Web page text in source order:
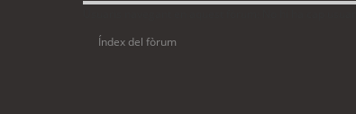
Índex del fòrum